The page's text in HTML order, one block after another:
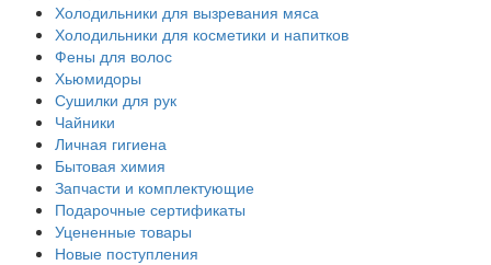
Холодильники для вызревания мяса
Холодильники для косметики и напитков
Фены для волос
Хьюмидоры
Сушилки для рук
Чайники
Личная гигиена
Бытовая химия
Запчасти и комплектующие
Подарочные сертификаты
Уцененные товары
Новые поступления